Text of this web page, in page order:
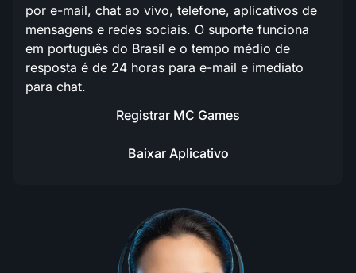
por e-mail, chat ao vivo, telefone, aplicativos de
mensagens e redes sociais. O suporte funciona
em português do Brasil e o tempo médio de
resposta é de 24 horas para e-mail e imediato
para chat.
Registrar MC Games
Baixar Aplicativo